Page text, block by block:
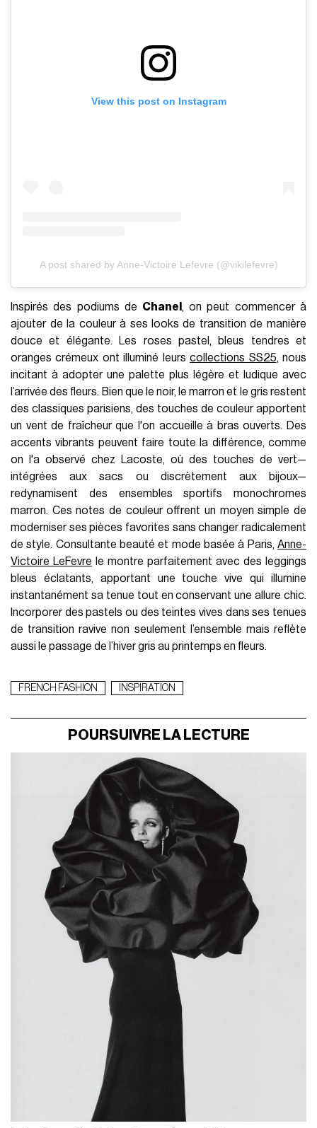
View this post on Instagram
A post shared by Anne-Victoire Lefevre (@vikilefevre)
Inspirés des podiums de Chanel , on peut commencer à
ajouter de la couleur à ses looks de transition de manière
douce et élégante. Les roses pastel, bleus tendres et
oranges crémeux ont illuminé leurscollections SS25, nous
incitant à adopter une palette plus légère et ludique avec
l’arrivée des fleurs. Bien que le noir, le marron et le gris restent
des classiques parisiens, des touches de couleur apportent
un vent de fraîcheur que l'on accueille à bras ouverts. Des
accents vibrants peuvent faire toute la différence, comme
on l'a observé chez Lacoste, où des touches de vert—
intégrées aux sacs ou discrètement aux bijoux—
redynamisent des ensembles sportifs monochromes
marron. Ces notes de couleur offrent un moyen simple de
moderniser ses pièces favorites sans changer radicalement
de style. Consultante beauté et mode basée à Paris, Anne-
Victoire LeFevre le montre parfaitement avec des leggings
bleus éclatants, apportant une touche vive qui illumine
instantanément sa tenue tout en conservant une allure chic.
Incorporer des pastels ou des teintes vives dans ses tenues
de transition ravive non seulement l’ensemble mais reflète
aussi le passage de l’hiver gris au printemps en fleurs.
FRENCH FASHION INSPIRATION
POURSUIVRE LA LECTURE